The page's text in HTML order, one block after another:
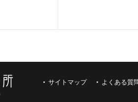
サイトマップ よくある質